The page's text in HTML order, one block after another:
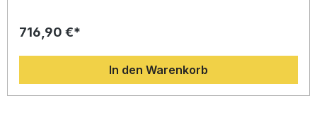
langjähriger Erfahrung in der Motorrad-Weltmeisterschaft
gegenüber der Serienanlage sowie eine spürbare
Steigerung von Drehmoment und Leistung. Das Ergebnis ist
ein dynamischeres Fahrverhalten und ein unverwechselbar
kerniger Sound, der jedes Fahrerlebnis intensiviert.Dank
716,90 €*
In den Warenkorb